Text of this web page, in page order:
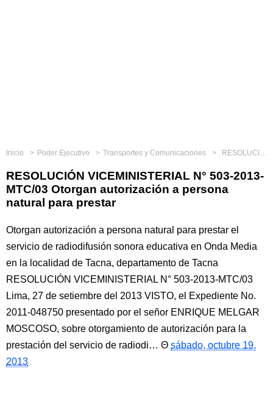
Inicio Poder Ejecutivo Transportes y Comunicaciones RESOLUCIÓN VICEMINISTERIAL N° 503-2013-MTC/03 Otorgan autorización a persona natural para prestar
RESOLUCIÓN VICEMINISTERIAL N° 503-2013-
MTC/03 Otorgan autorización a persona
natural para prestar
Otorgan autorización a persona natural para prestar el
servicio de radiodifusión sonora educativa en Onda Media
en la localidad de Tacna, departamento de Tacna
RESOLUCIÓN VICEMINISTERIAL N° 503-2013-MTC/03
Lima, 27 de setiembre del 2013 VISTO, el Expediente No.
2011-048750 presentado por el señor ENRIQUE MELGAR
MOSCOSO, sobre otorgamiento de autorización para la
prestación del servicio de radiodi…
sábado, octubre 19,
2013